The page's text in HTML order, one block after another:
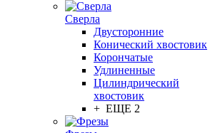
Сверла
Двусторонние
Конический хвостовик
Корончатые
Удлиненные
Цилиндрический
хвостовик
+ ЕЩЕ 2